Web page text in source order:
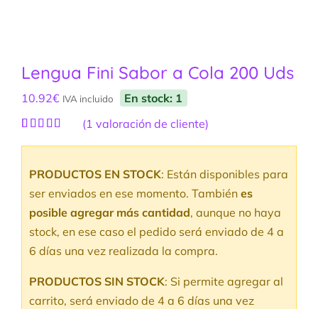
Lengua Fini Sabor a Cola 200 Uds
10.92€ IVA incluido En stock: 1
base a
de un
cliente
(1 valoración de cliente)
PRODUCTOS EN STOCK: Están disponibles para
ser enviados en ese momento. También es
posible agregar más cantidad, aunque no haya
stock, en ese caso el pedido será enviado de 4 a
6 días una vez realizada la compra.
PRODUCTOS SIN STOCK: Si permite agregar al
carrito, será enviado de 4 a 6 días una vez